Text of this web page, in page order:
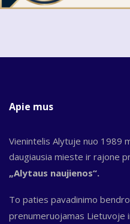
Apie mus
Vienintelis Alytuje nuo 1989
daugiausia mieste ir rajone
„Alytaus naujienos“.
To paties pavadinimo
prenumeruojamas Lietuvoje